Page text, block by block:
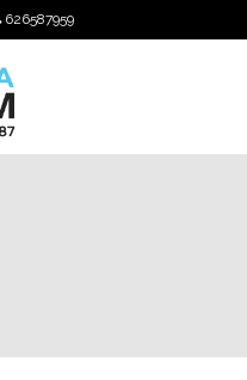
626587959